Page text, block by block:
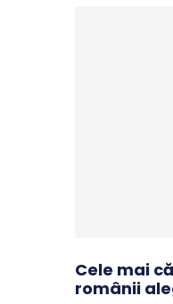
Cele mai
românii